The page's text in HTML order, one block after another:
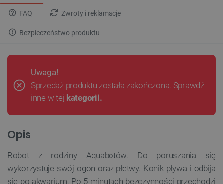
FAQ Zwroty i reklamacje
Bezpieczeństwo produktu
Uwaga!
Sprzedaż produktu została zakończona. Sprawdź
inne w tej kategorii.
Opis
Robot z rodziny Aquabotów. Do poruszania się
wykorzystuje swój ogon oraz płetwy. Konik pływa i odbija
się po akwarium. Po 5 minutach bezczynności przechodzi